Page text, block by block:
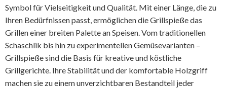
Symbol für Vielseitigkeit und Qualität. Mit einer Länge, die zu
Ihren Bedürfnissen passt, ermöglichen die Grillspieße das
Grillen einer breiten Palette an Speisen. Vom traditionellen
Schaschlik bis hin zu experimentellen Gemüsevarianten –
Grillspieße sind die Basis für kreative und köstliche
Grillgerichte. Ihre Stabilität und der komfortable Holzgriff
machen sie zu einem unverzichtbaren Bestandteil jeder